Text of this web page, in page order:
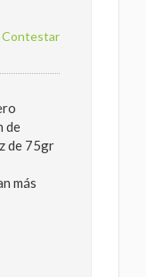
Contestar
de
de 75gr
más